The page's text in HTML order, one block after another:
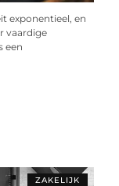
exponentieel, en
vaardige
een
ZAKELIJK